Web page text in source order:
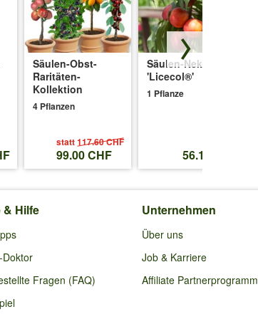
Beet ist 140cm lang, 50cm hoch und
benötigen die Pflanzen einfach
Säulen-Obst-
Raritäten-
Kollektion
4 Pflanzen
statt117.60 CHF
99.00 CHF
Säulen-Nektarine
'Licecol®'
1 Pflanze
56.10 CHF
& Hilfe
Doktor
Fragen (FAQ)
Unternehmen
Über uns
Job & Karriere
Affiliate Partnerprogramm